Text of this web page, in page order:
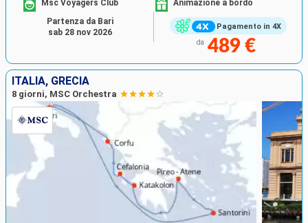
Pagamento in 4X
Msc Voyagers Club
Animazione a bordo
da 489 €
Partenza da Bari
sab 28 nov 2026
ITALIA, GRECIA
8 giorni, MSC Orchestra